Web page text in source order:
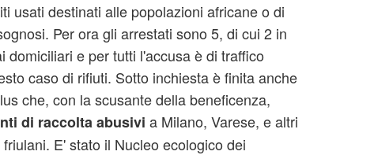
usati destinati alle popolazioni africane o di
Per ora gli arrestati sono 5, di cui 2 in
domiciliari e per tutti l'accusa è di traffico
caso di rifiuti. Sotto inchiesta è finita anche
che, con la scusante della beneficenza,
di raccolta abusivi a Milano, Varese, e altri
E' stato il Nucleo ecologico dei